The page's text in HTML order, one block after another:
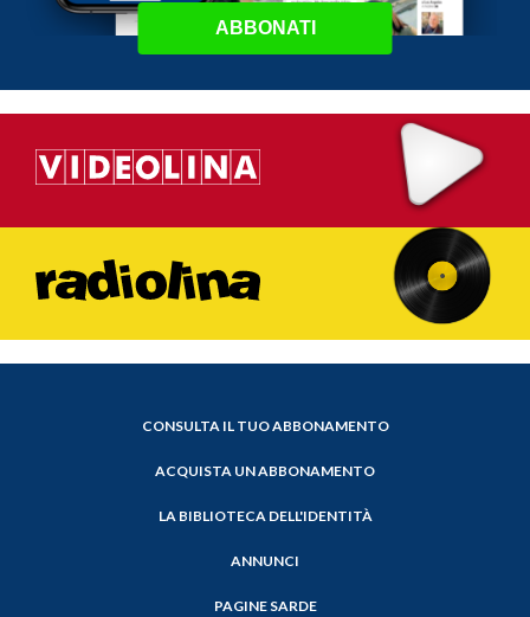
ABBONATI
CONSULTA IL TUO ABBONAMENTO
ACQUISTA UN ABBONAMENTO
LA BIBLIOTECA DELL'IDENTITÀ
ANNUNCI
PAGINE SARDE